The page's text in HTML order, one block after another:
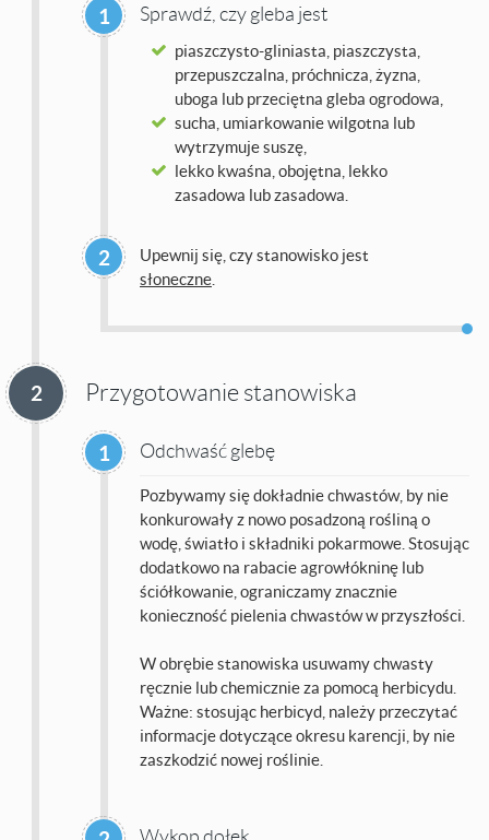
1 Sprawdź, czy gleba jest
piaszczysto-gliniasta, piaszczysta,
przepuszczalna, próchnicza, żyzna,
uboga lub przeciętna gleba ogrodowa,
sucha, umiarkowanie wilgotna lub
wytrzymuje suszę,
lekko kwaśna, obojętna, lekko
zasadowa lub zasadowa.
2
Upewnij się, czy stanowisko jest
słoneczne
2 Przygotowanie stanowiska
1 Odchwaść glebę
Pozbywamy się dokładnie chwastów, by nie
konkurowały z nowo posadzoną rośliną o
wodę, światło i składniki pokarmowe. Stosując
dodatkowo na rabacie agrowłókninę lub
ściółkowanie, ograniczamy znacznie
konieczność pielenia chwastów w przyszłości.
W obrębie stanowiska usuwamy chwasty
ręcznie lub chemicznie za pomocą herbicydu.
Ważne: stosując herbicyd, należy przeczytać
informacje dotyczące okresu karencji, by nie
zaszkodzić nowej roślinie.